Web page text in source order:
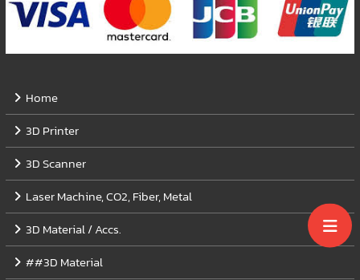
Home
3D Printer
3D Scanner
Laser Machine, CO2, Fiber, Metal
3D Material / Accs.
##3D Material